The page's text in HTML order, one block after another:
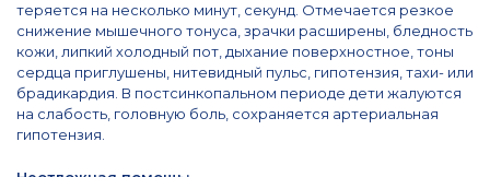
теряется на несколько минут, секунд. Отмечается резкое
снижение мышечного тонуса, зрачки расширены, бледность
кожи, липкий холодный пот, дыхание поверхностное, тоны
сердца приглушены, нитевидный пульс, гипотензия, тахи- или
брадикардия. В постсинкопальном периоде дети жалуются
на слабость, головную боль, сохраняется артериальная
гипотензия.